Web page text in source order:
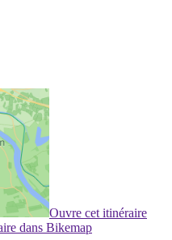
Ouvre cet itinéraire
dans Bikemap